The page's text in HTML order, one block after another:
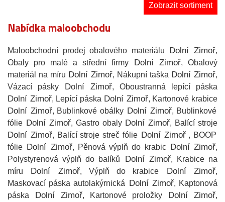
Zobrazit sortiment
Nabídka maloobchodu
Maloobchodní prodej obalového materiálu Dolní Zimoř,
Obaly pro malé a střední firmy Dolní Zimoř, Obalový
materiál na míru Dolní Zimoř, Nákupní taškaDolní Zimoř,
Vázací pásky Dolní Zimoř, Oboustranná lepící páska
Dolní Zimoř, Lepící páskaDolní Zimoř, Kartonové krabice
Dolní Zimoř, Bublinkové obálky Dolní Zimoř, Bublinkové
fólie Dolní Zimoř, Gastro obalyDolní Zimoř, Balící stroje
Dolní Zimoř, Balící stroje streč fólie Dolní Zimoř , BOOP
fólie Dolní Zimoř, Pěnová výplň do krabicDolní Zimoř,
Polystyrenová výplň do balíků
Dolní Zimoř, Krabice na
míru
Dolní Zimoř, Výplň do krabice Dolní Zimoř,
Maskovací páska autolakýrnická Dolní Zimoř, Kaptonová
páska
Dolní Zimoř, Kartonové proložky Dolní Zimoř,